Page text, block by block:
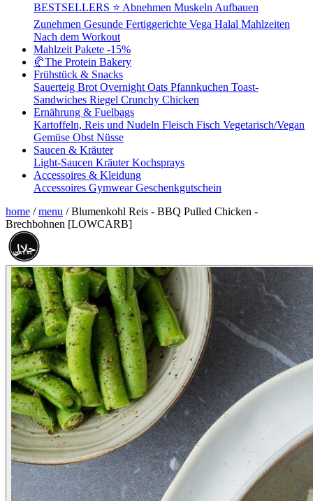
BESTSELLERS ⭐ Abnehmen Muskeln Aufbauen
Zunehmen Gesunde Fertiggerichte Vega Halal Mahlzeiten
Nach dem Workout
Mahlzeit Pakete -15%
🥐The Protein Bakery
Frühstück & Snacks
Sauerteig Brot Overnight Oats Pfannkuchen Toast-
Sandwiches Riegel Crunchy Chicken
Ernährung & Fuelbags
Kartoffeln, Reis und Nudeln Fleisch Fisch Vegetarisch/Vegan
Gemüse Obst Nüsse
Saucen & Kräuter
Light-Saucen KräuterKochsprays
Accessoires & Kleidung
Accessoires GymwearGeschenkgutschein
home / menu / Blumenkohl Reis - BBQ Pulled Chicken -
Brechbohnen [LOWCARB]
حلال
HALAL